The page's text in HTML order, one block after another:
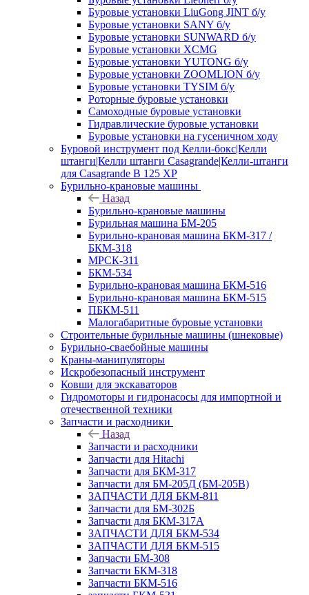
Буровые установки LiuGong JINT б/у
Буровые установки SANY б/у
Буровые установки SUNWARD б/у
Буровые установки XCMG
Буровые установки YUTONG б/у
Буровые установки ZOOMLION б/у
Буровые установки TYSIM б/у
Роторные буровые установки
Самоходные буровые установки
Гидравлические буровые установки
Буровые установки на гусеничном ходу
Буровой инструмент под Келли-бокс|Келли
штанги|Келли штанги Casagrande|Келли-штанги
для Casagrande B 125 XP
Бурильно-крановые машины
Назад
Бурильно-крановые машины
Бурильная машина БМ-205
Бурильно-крановая машина БКМ-317 /
БКМ-318
МРСК-311
БКМ-534
Бурильно-крановая машина БКМ-516
Бурильно-крановая машина БКМ-515
ПБКМ-511
Малогабаритные буровые установки
Строительные бурильные машины (шнековые)
Бурильно-сваебойные машины
Краны-манипуляторы
Искробезопасный инструмент
Ковши для экскаваторов
Гидромоторы и гидронасосы для импортной и
отечественной техники
Запчасти и расходники
Назад
Запчасти и расходники
Запчасти для Hitachi
Запчасти для БКМ-317
Запчасти для БМ-205Д (БМ-205В)
ЗАПЧАСТИ ДЛЯ БКМ-811
Запчасти для БМ-302Б
Запчасти для БКМ-317А
ЗАПЧАСТИ ДЛЯ БКМ-534
ЗАПЧАСТИ ДЛЯ БКМ-515
Запчасти БМ-308
Запчасти БКМ-318
Запчасти БКМ-516